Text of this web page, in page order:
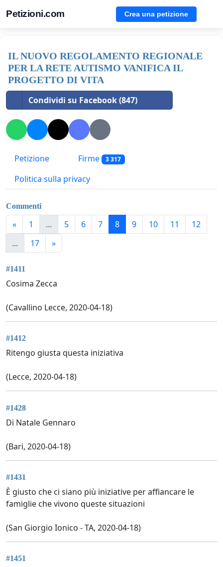
Petizioni.com Crea una petizione
IL NUOVO REGOLAMENTO REGIONALE
PER LA RETE AUTISMO VANIFICA IL
PROGETTO DI VITA
Condividi su Facebook (847)
Petizione Firme 3 317
Politica sulla privacy
Commenti
« 1 ... 5 6 7 8 9 10 11
12
...
17 »
#1411
Cosima Zecca
(Cavallino Lecce, 2020-04-18)
#1412
Ritengo giusta questa iniziativa
(Lecce, 2020-04-18)
#1428
Di Natale Gennaro
(Bari, 2020-04-18)
#1431
È giusto che ci siano più iniziative per affiancare le
famiglie che vivono queste situazioni
(San Giorgio Ionico - TA, 2020-04-18)
#1451